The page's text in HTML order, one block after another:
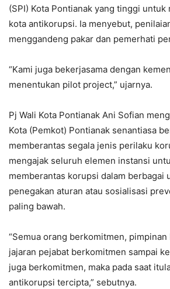
(SPI) Kota Pontianak yang tinggi
kota antikorupsi. Ia menyebut,
menggandeng pakar dan pemerhati
“Kami juga bekerjasama dengan
menentukan pilot project,” ujarnya.
Pj Wali Kota Pontianak Ani Sofian
Kota (Pemkot) Pontianak senantiasa
memberantas segala jenis perilaku
mengajak seluruh elemen instansi
memberantas korupsi dalam berbagai
penegakan aturan atau sosialisasi
paling bawah.
“Semua orang berkomitmen,
jajaran pejabat berkomitmen sampai
juga berkomitmen, maka pada saat
antikorupsi tercipta,” sebutnya.